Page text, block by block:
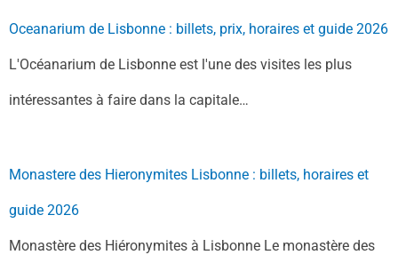
Oceanarium de Lisbonne : billets, prix, horaires et guide 2026
L'Océanarium de Lisbonne est l'une des visites les plus
intéressantes à faire dans la capitale…
Monastere des Hieronymites Lisbonne : billets, horaires et
guide 2026
Monastère des Hiéronymites à Lisbonne Le monastère des